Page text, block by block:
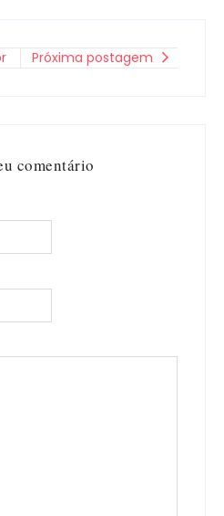
Próxima postagem
comentário